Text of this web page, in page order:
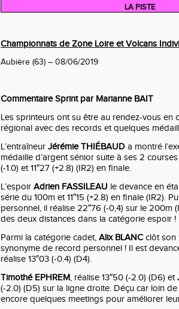
LA PISTE
Championnats de Zone Loire et Volcans
Aubière (63) – 08/06/2019
Commentaire Sprint par Marianne BAIT
Les sprinteurs ont su être au rendez-vous en
régional avec des records et quelques
L’entraîneur Jérémie THIÉBAUD a montré
médaille d’argent sénior suite à ses 2 courses
(-1.0) et 11″27 (+2.8) (IR2) en finale.
L’espoir Adrien FASSILEAU le devance en
série du 100m et 11″15 (+2.8) en finale (IR2).
personnel, il réalise 22″76 (-0,4) sur le 200m
des deux distances dans la catégorie espoir !
Parmi la catégorie cadet, Alix BLANCclôt son
synonyme de record personnel ! Il est
réalise 13″03 (-0.4) (D4).
Timothé EPHREM, réalise 13″50 (-2.0) (D6) et
(-2.0) (D5) sur la ligne droite. Déçu car loin
encore quelques meetings pour améliorer